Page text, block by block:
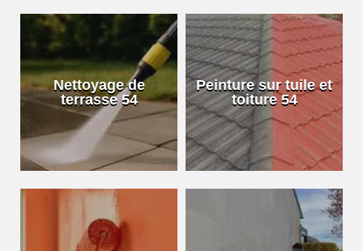
Nettoyage de
terrasse 54
Peinture sur tuile et
toiture 54